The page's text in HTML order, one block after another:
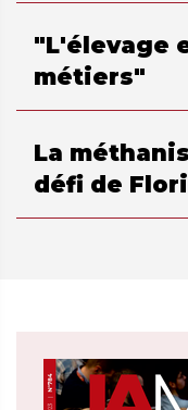
"L'élevage
métiers"
La
défi de